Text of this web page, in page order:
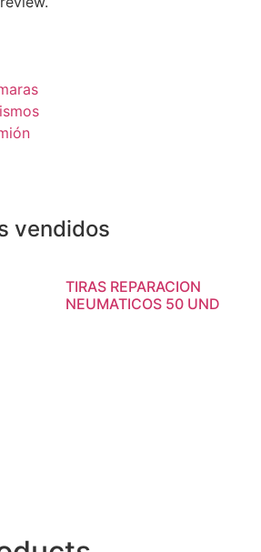
vendidos
TIRAS REPARACION
NEUMATICOS 50 UND